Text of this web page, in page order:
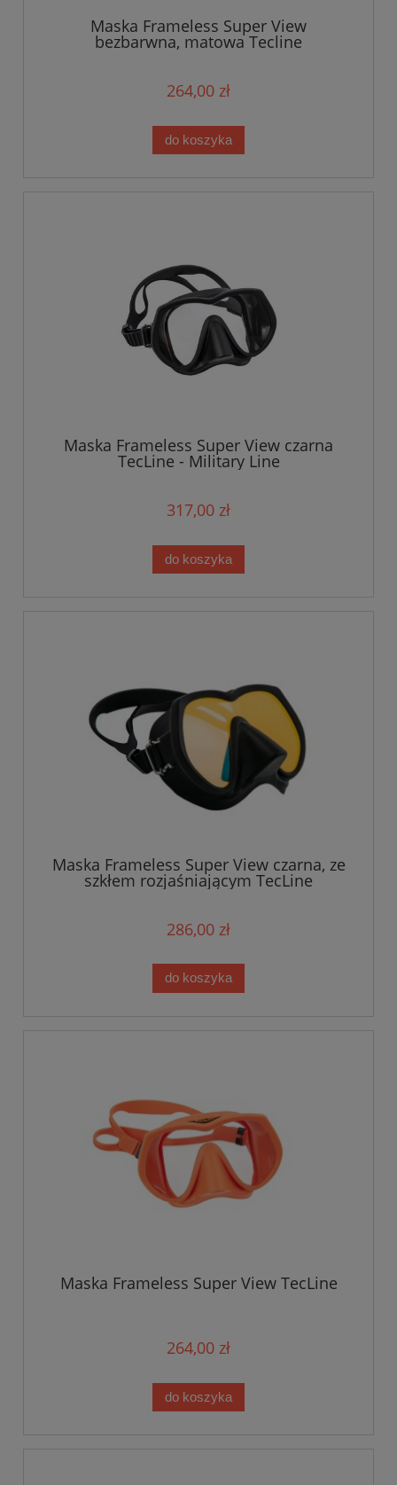
Maska Frameless Super View
bezbarwna, matowa Tecline
264,00 zł
do koszyka
Maska Frameless Super View czarna
TecLine - Military Line
317,00 zł
do koszyka
Maska Frameless Super View czarna, ze
szkłem rozjaśniającym TecLine
286,00 zł
do koszyka
Maska Frameless Super View TecLine
264,00 zł
do koszyka